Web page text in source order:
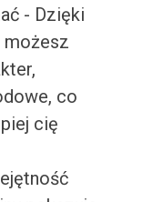
- Dzięki
możesz
co
cię